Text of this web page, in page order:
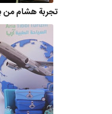
تجربة هشام من